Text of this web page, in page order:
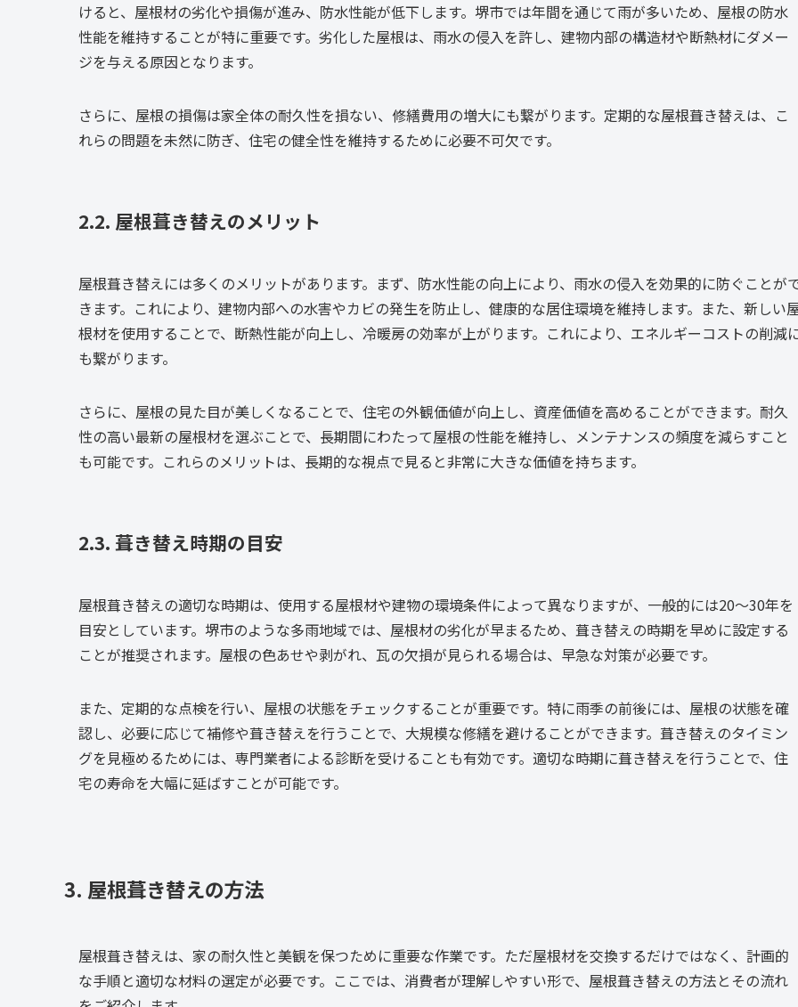
けると、屋根材の劣化や損傷が進み、防水性能が低下します。堺市では年間を通じて雨が多いため、屋根の防水
性能を維持することが特に重要です。劣化した屋根は、雨水の侵入を許し、建物内部の構造材や断熱材にダメー
ジを与える原因となります。
さらに、屋根の損傷は家全体の耐久性を損ない、修繕費用の増大にも繋がります。定期的な屋根葺き替えは、こ
れらの問題を未然に防ぎ、住宅の健全性を維持するために必要不可欠です。
2.2. 屋根葺き替えのメリット
屋根葺き替えには多くのメリットがあります。まず、防水性能の向上により、雨水の侵入を効果的に防ぐことが
きます。これにより、建物内部への水害やカビの発生を防止し、健康的な居住環境を維持します。また、新しい
根材を使用することで、断熱性能が向上し、冷暖房の効率が上がります。これにより、エネルギーコストの削減
も繋がります。
さらに、屋根の見た目が美しくなることで、住宅の外観価値が向上し、資産価値を高めることができます。耐久
性の高い最新の屋根材を選ぶことで、長期間にわたって屋根の性能を維持し、メンテナンスの頻度を減らすこと
も可能です。これらのメリットは、長期的な視点で見ると非常に大きな価値を持ちます。
2.3. 葺き替え時期の目安
屋根葺き替えの適切な時期は、使用する屋根材や建物の環境条件によって異なりますが、一般的には20～30年を
目安としています。堺市のような多雨地域では、屋根材の劣化が早まるため、葺き替えの時期を早めに設定する
ことが推奨されます。屋根の色あせや剥がれ、瓦の欠損が見られる場合は、早急な対策が必要です。
また、定期的な点検を行い、屋根の状態をチェックすることが重要です。特に雨季の前後には、屋根の状態を確
認し、必要に応じて補修や葺き替えを行うことで、大規模な修繕を避けることができます。葺き替えのタイミン
グを見極めるためには、専門業者による診断を受けることも有効です。適切な時期に葺き替えを行うことで、住
宅の寿命を大幅に延ばすことが可能です。
3. 屋根葺き替えの方法
屋根葺き替えは、家の耐久性と美観を保つために重要な作業です。ただ屋根材を交換するだけではなく、計画的
な手順と適切な材料の選定が必要です。ここでは、消費者が理解しやすい形で、屋根葺き替えの方法とその流れ